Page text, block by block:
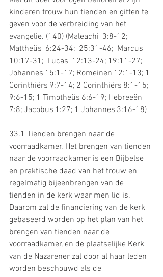
kinderen trouw hun tienden en giften te
geven voor de verbreiding van het
evangelie. (140) (Maleachi  3:8-12;
Mattheüs  6:24-34;  25:31-46;  Marcus
10:17-31;  Lucas  12:13-24; 19:11-27;
Johannes 15:1-17; Romeinen 12:1-13; 1
Corinthiërs 9:7-14; 2 Corinthiërs 8:1-15;
9:6-15; 1 Timotheüs 6:6-19; Hebreeën
7:8; Jacobus 1:27; 1 Johannes 3:16-18)
33.1 Tienden brengen naar de
voorraadkamer. Het brengen van tienden
naar de voorraadkamer is een Bijbelse
en praktische daad van het trouw en
regelmatig bijeenbrengen van de
tienden in de kerk waar men lid is.
Daarom zal de financiering van de kerk
gebaseerd worden op het plan van het
brengen van tienden naar de
voorraadkamer, en de plaatselijke Kerk
van de Nazarener zal door al haar leden
worden beschouwd als de